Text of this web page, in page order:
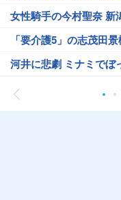
女性騎手の今村聖奈 新
「要介護5」の志茂田
河井に悲劇 ミナミでぼ